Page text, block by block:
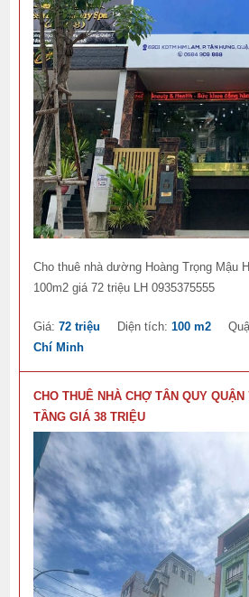
Cho thuê nhà dường Hoàng Trọng Mậu
100m2 giá 72 triệu LH 0935375555
Giá:72 triệu Diện tích:100 m2
Chí Minh
CHO THUÊ NHÀ CHỢ TÂN QUY
TẦNG GIÁ 38 TRIỆU